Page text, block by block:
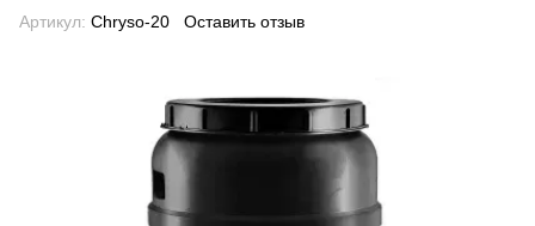
Артикул: Сhryso-20 Оставить отзыв